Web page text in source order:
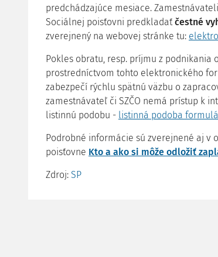
predchádzajúce mesiace.
Sociálnej poisťovni predkladaťčestné
zverejnený na webovej stránke tu:
Pokles obratu, resp. príjmu z podnikania
prostredníctvom tohto elektronického
zabezpečí rýchlu spätnú väzbu o
zamestnávateľ či SZČO nemá prístup k
listinnú podobu - listinná podoba
Podrobné informácie sú zverejnené aj v
poisťovne Kto a ako si môže odložiť
Zdroj: SP